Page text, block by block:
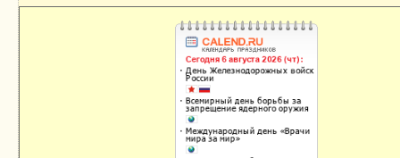
Календарь праздников